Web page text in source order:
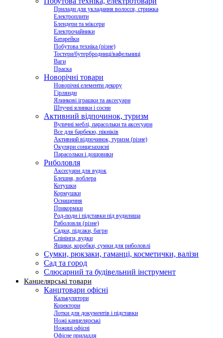
Прилади для укладання волосся, стрижка
Електроплити
Блендери та міксери
Електрочайники
Батарейки
Побутова техніка (різне)
Тостери/бутербродниці/вафельниці
Ваги
Праска
Новорічні товари
Новорічні елементи декору
Гірлянди
Ялинкові іграшки та аксесуари
Штучні ялинки і сосни
Активний відпочинок, туризм
Вуличні меблі, парасольки та аксесуари
Все для барбекю, пікніків
Активний відпочинок, туризм (різне)
Окуляри сонцезахисні
Парасольки і дощовики
Риболовля
Аксесуари для вудок
Блешня, воблера
Котушки
Кормушки
Оснащення
Прикормки
Род-поди і підставки під вудилища
Риболовля (різне)
Садки, підсаки, багри
Спінінги, вудки
Ящики, коробки, сумки для риболовлі
Сумки, рюкзаки, гаманці, косметички, валізи
Сад та город
Слюсарний та будівельний інструмент
Канцелярські товари
Канцтовари офісні
Калькулятори
Коректори
Лотки для документів і підставки
Ножі канцелярські
Ножиці офісні
Офісне приладдя